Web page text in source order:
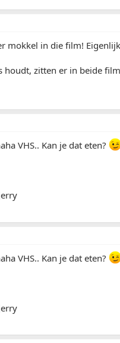
mokkel in die film!
houdt, zitten er in beide
VHS.. Kan je dat eten?
VHS.. Kan je dat eten?